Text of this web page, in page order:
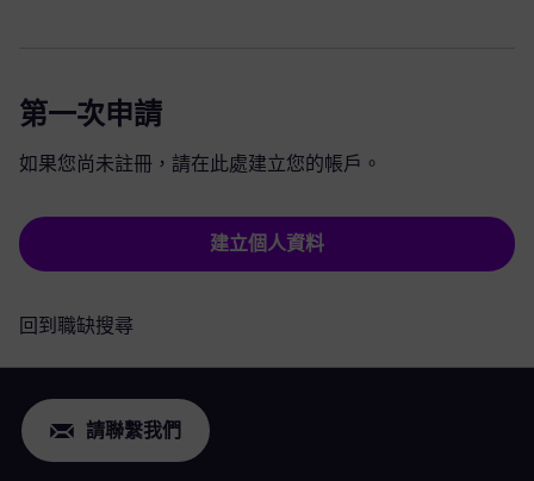
第一次申請
如果您尚未註冊，請在此處建立您的帳戶。
建立個人資料
回到職缺搜尋
請聯繫我們